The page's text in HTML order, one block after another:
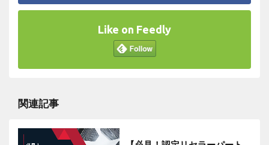
Like on Feedly
関連記事